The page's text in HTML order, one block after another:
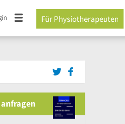
Für Physiotherapeuten